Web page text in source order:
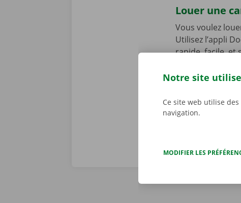
Louer une
Vous voulez
Utilisez l’appli
rapide, facile, et
récupérer votre
Notre site
Ce site web utilise
navigation.
MODIFIER LES